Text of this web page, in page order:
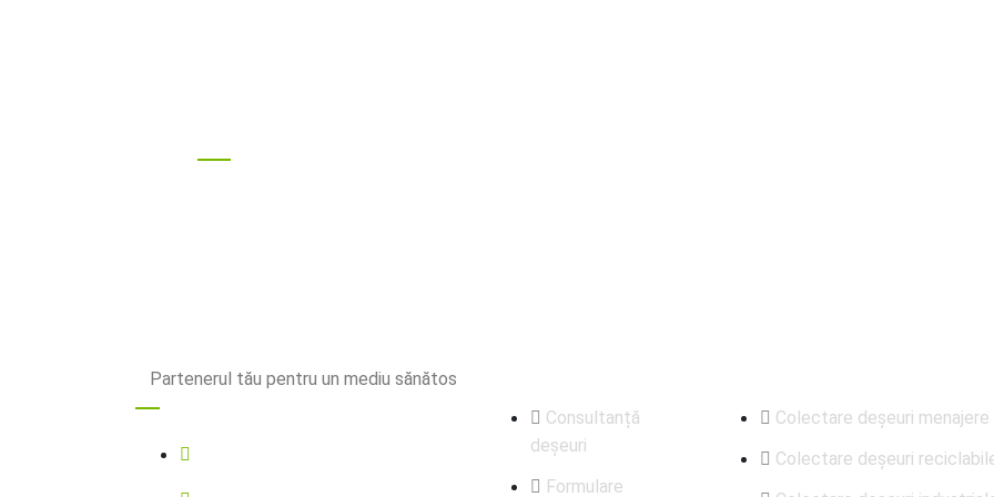
Partenerul tău pentru un mediu sănătos
Consultanță
deșeuri
Formulare
Colectare deșeuri menajere
Colectare deșeuri